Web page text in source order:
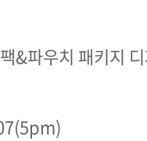
&파우치 패키지